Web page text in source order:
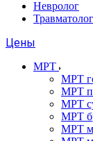
Невролог
Цены
МРТ
МРТ
МРТ
МРТ
МРТ
МРТ